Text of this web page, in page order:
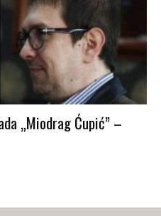
„Miodrag Ćupić” –